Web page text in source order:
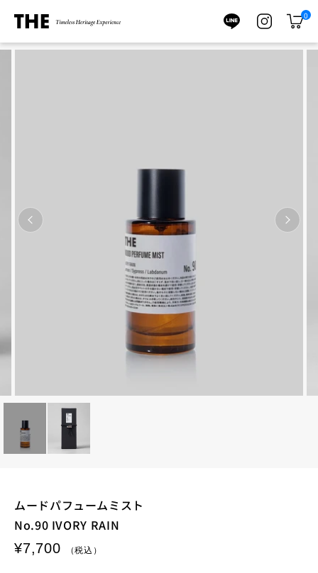
プ
0
ー
ムードパフュームミスト
No.90 IVORY RAIN
¥7,700